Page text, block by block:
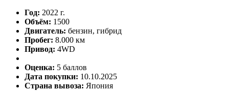
Год: 2022 г.
Объём: 1500
Двигатель: бензин, гибрид
Пробег: 8.000 км
Привод: 4WD
Оценка: 5 баллов
Дата покупки: 10.10.2025
Страна вывоза: Япония